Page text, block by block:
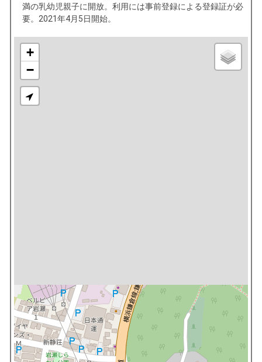
満の乳幼児親子に開放。利用には事前登録による登録証が必
要。2021年4月5日開始。
+
−